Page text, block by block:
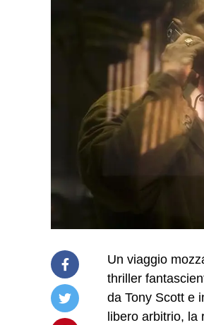
Un viaggio
thriller
da Tony Scott e
libero arbitrio,